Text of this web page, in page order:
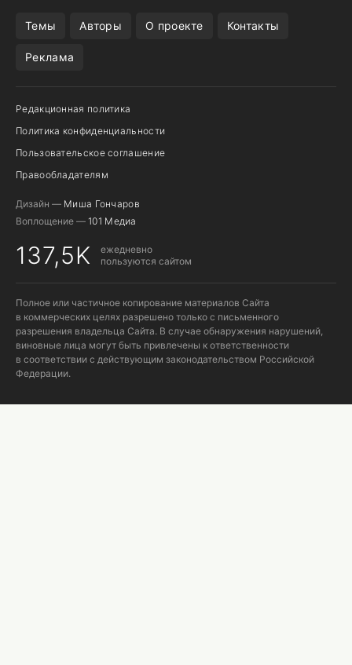
Темы Авторы О проекте Контакты
Реклама
Редакционная политика
Политика конфиденциальности
Пользовательское соглашение
Правообладателям
Дизайн — Миша Гончаров
Воплощение — 101 Медиа
137,5K
ежедневно
пользуются сайтом
Полное или частичное копирование материалов Сайта
в коммерческих целях разрешено только с письменного
разрешения владельца Сайта. В случае обнаружения нарушений,
виновные лица могут быть привлечены к ответственности
в соответствии с действующим законодательством Российской
Федерации.